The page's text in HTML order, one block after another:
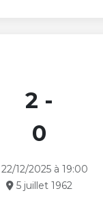
2 -
0
22/12/2025 à 19:00
5 juillet 1962